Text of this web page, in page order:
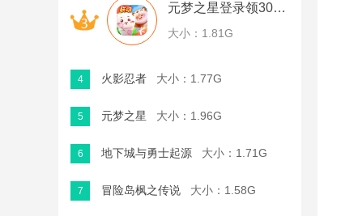
元梦之星登录领30幸运币
大小：1.81G
4 火影忍者 大小：1.77G
5 元梦之星 大小：1.96G
6 地下城与勇士起源 大小：1.71G
7 冒险岛枫之传说 大小：1.58G